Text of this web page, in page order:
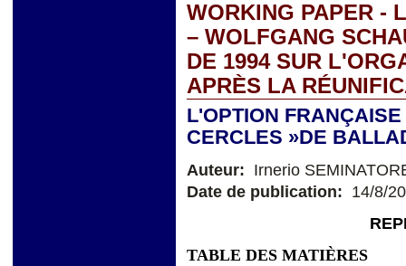
WORKING PAPER -
– WOLFGANG
DE 1994 SUR
APRÈS LA
L'OPTION
CERCLES »DE
Auteur: Irnerio
Date de publication: 14/8/
TABLE DES MATIÈRES